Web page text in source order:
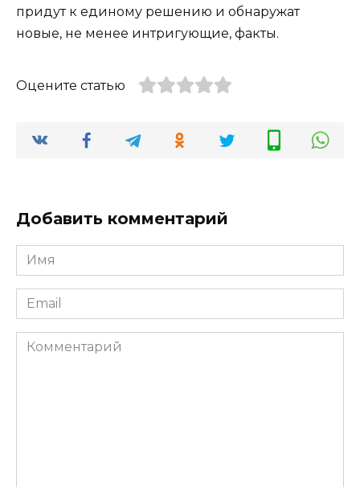
придут к единому решению и обнаружат
новые, не менее интригующие, факты.
Оцените статью
Добавить комментарий
Имя
*
Email
*
Комментарий